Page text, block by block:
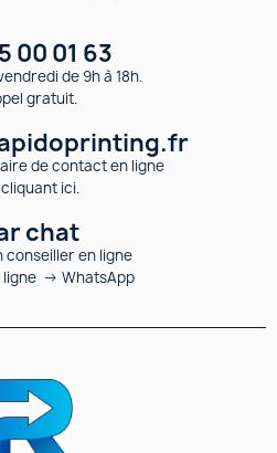
00 01 63
de 9h à 18h.
gratuit.
de contact en ligne
ici.
chat
conseiller en ligne
→ WhatsApp